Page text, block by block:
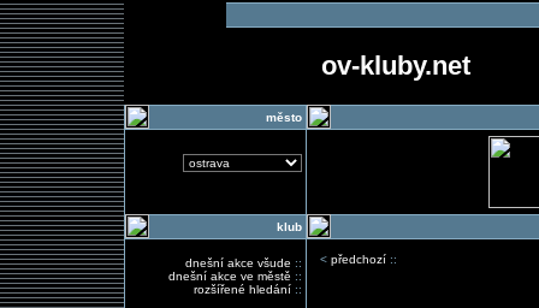
ov-kluby.net
město
klub
dnešní akce všude ::
dnešní akce ve městě ::
rozšířené hledání::
< předchozí::